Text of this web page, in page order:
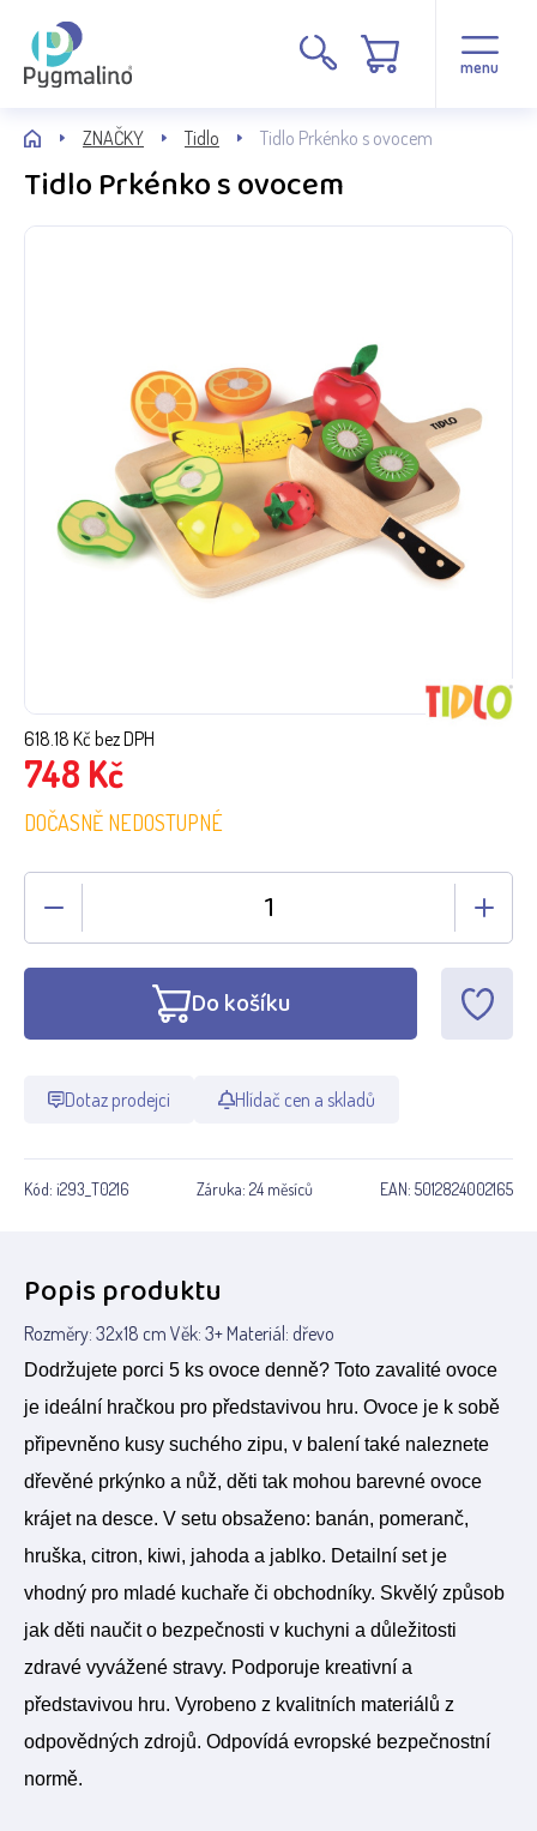
menu
ZNAČKY Tidlo Tidlo Prkénko s ovocem
Tidlo Prkénko s ovocem
618.18 Kč bez DPH
748 Kč
DOČASNĚ NEDOSTUPNÉ
Do košíku
Dotaz prodejci Hlídač cen a skladů
Kód: i293_T0216 Záruka: 24 měsíců EAN: 5012824002165
Popis produktu
Rozměry: 32x18 cm Věk: 3+ Materiál: dřevo
Dodržujete porci 5 ks ovoce denně? Toto zavalité ovoce
je ideální hračkou pro představivou hru. Ovoce je k sobě
připevněno kusy suchého zipu, v balení také naleznete
dřevěné prkýnko a nůž, děti tak mohou barevné ovoce
krájet na desce. V setu obsaženo: banán, pomeranč,
hruška, citron, kiwi, jahoda a jablko. Detailní set je
vhodný pro mladé kuchaře či obchodníky. Skvělý způsob
jak děti naučit o bezpečnosti v kuchyni a důležitosti
zdravé vyvážené stravy. Podporuje kreativní a
představivou hru. Vyrobeno z kvalitních materiálů z
odpovědných zdrojů. Odpovídá evropské bezpečnostní
normě.